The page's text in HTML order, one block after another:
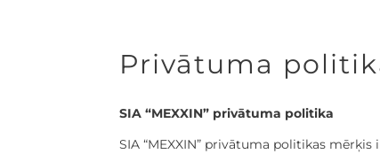
Privātuma
SIA “MEXXIN” privātuma politika
SIA “MEXXIN” privātuma politikas